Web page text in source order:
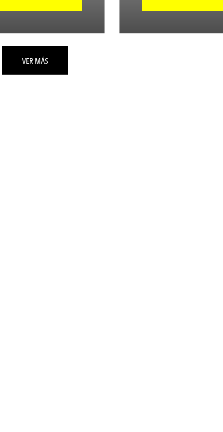
VER MÁS